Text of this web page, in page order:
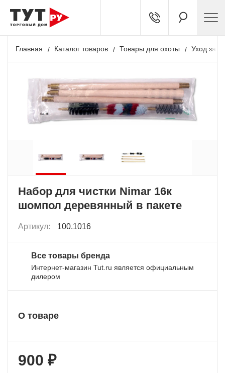
Главная Каталог товаров Товары для охоты Уход за
+ 45 бонусов
Набор для чистки Nimar 16к
шомпол деревянный в пакете
Артикул: 100.1016
Все товары бренда
Интернет-магазин Tut.ru является официальным
дилером
О товаре
900 ₽